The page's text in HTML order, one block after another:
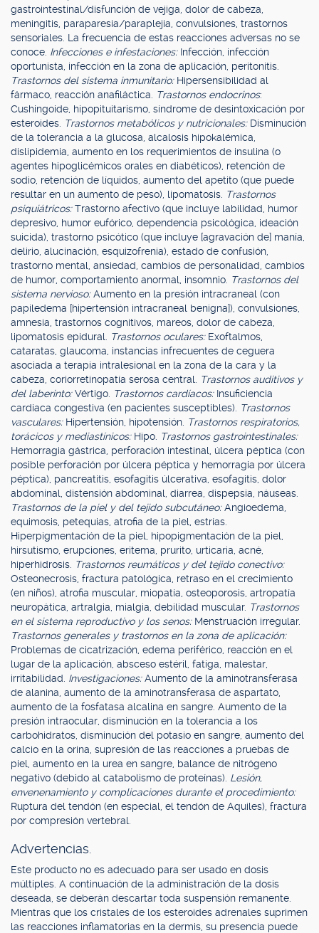
gastrointestinal/disfunción de vejiga, dolor de cabeza,
meningitis, paraparesia/paraplejia, convulsiones, trastornos
sensoriales. La frecuencia de estas reacciones adversas no se
conoce. Infecciones e infestaciones: Infección, infección
oportunista, infección en la zona de aplicación, peritonitis.
Trastornos del sistema inmunitario: Hipersensibilidad al
fármaco, reacción anafiláctica.
Trastornos endocrinos:
Cushingoide, hipopituitarismo, síndrome de desintoxicación por
esteroides. Trastornos metabólicos y nutricionales: Disminución
de la tolerancia a la glucosa, alcalosis hipokalémica,
dislipidemia, aumento en los requerimientos de insulina (o
agentes hipoglicémicos orales en diabéticos), retención de
sodio, retención de líquidos, aumento del apetito (que puede
resultar en un aumento de peso), lipomatosis. Trastornos
psiquiátricos:Trastorno afectivo (que incluye labilidad, humor
depresivo, humor eufórico, dependencia psicológica, ideación
suicida), trastorno psicótico (que incluye [agravación de] manía,
delirio, alucinación, esquizofrenia), estado de confusión,
trastorno mental, ansiedad, cambios de personalidad, cambios
de humor, comportamiento anormal, insomnio. Trastornos del
sistema nervioso:Aumento en la presión intracraneal (con
papiledema [hipertensión intracraneal benigna]), convulsiones,
amnesia, trastornos cognitivos, mareos, dolor de cabeza,
lipomatosis epidural.
Trastornos oculares: Exoftalmos,
cataratas, glaucoma, instancias infrecuentes de ceguera
asociada a terapia intralesional en la zona de la cara y la
cabeza, coriorretinopatía serosa central.
Trastornos auditivos y
del laberinto:Vértigo. Trastornos cardíacos: Insuficiencia
cardiaca congestiva (en pacientes susceptibles). Trastornos
vasculares: Hipertensión, hipotensión. Trastornos respiratorios,
torácicos y mediastínicos: Hipo. Trastornos gastrointestinales:
Hemorragia gástrica, perforación intestinal, úlcera péptica (con
posible perforación por úlcera péptica y hemorragia por úlcera
péptica), pancreatitis, esofagitis úlcerativa, esofagitis, dolor
abdominal, distensión abdominal, diarrea, dispepsia, náuseas.
Trastornos de la piel y del tejido subcutáneo:Angioedema,
equimosis, petequias, atrofia de la piel, estrías.
Hiperpigmentación de la piel, hipopigmentación de la piel,
hirsutismo, erupciones, eritema, prurito, urticaria, acné,
hiperhidrosis. Trastornos reumáticos y del tejido conectivo:
Osteonecrosis, fractura patológica, retraso en el crecimiento
(en niños), atrofia muscular, miopatía, osteoporosis, artropatía
neuropática, artralgia, mialgia, debilidad muscular. Trastornos
en el sistema reproductivo y los senos: Menstruación irregular.
Trastornos generales y trastornos en la zona de aplicación:
Problemas de cicatrización, edema periférico, reacción en el
lugar de la aplicación, absceso estéril, fatiga, malestar,
irritabilidad. Investigaciones:Aumento de la aminotransferasa
de alanina, aumento de la aminotransferasa de aspartato,
aumento de la fosfatasa alcalina en sangre. Aumento de la
presión intraocular, disminución en la tolerancia a los
carbohidratos, disminución del potasio en sangre, aumento del
calcio en la orina, supresión de las reacciones a pruebas de
piel, aumento en la urea en sangre, balance de nitrógeno
negativo (debido al catabolismo de proteínas). Lesión,
envenenamiento y complicaciones durante el procedimiento:
Ruptura del tendón (en especial, el tendón de Aquiles), fractura
por compresión vertebral.
Advertencias.
Este producto no es adecuado para ser usado en dosis
múltiples. A continuación de la administración de la dosis
deseada, se deberán descartar toda suspensión remanente.
Mientras que los cristales de los esteroides adrenales suprimen
las reacciones inflamatorias en la dermis, su presencia puede